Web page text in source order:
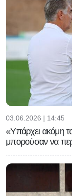
03.06.2026 | 14:45
«Υπάρχει ακόμη
μπορούσαν να